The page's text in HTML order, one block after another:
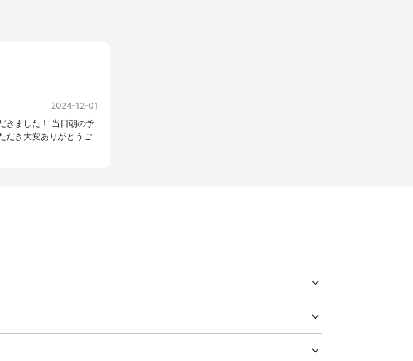
2024-12-01
きました！ 当日朝の予
だき大変ありがとうご